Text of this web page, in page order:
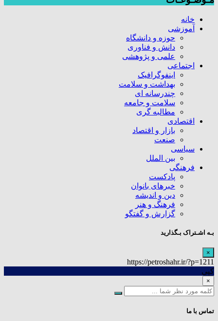
خانه
آموزشی
حوزه و دانشگاه
دانش و فناوری
علمی و پژوهشی
اجتماعی
اینفوگرافیک
بهداشت و سلامت
چندرسانه ای
سلامت و جامعه
مطالبه گری
اقتصادی
بازار و اقتصاد
صنعت
سیاسی
بین الملل
فرهنگی
پادکست
خبرهای بانوان
دین و اندیشه
فرهنگ و هنر
گزارش و گفتگو
بـه اشـتراک بـگذارید
×
https://petroshahr.ir/?p=1211
کپی
×
تماس با ما